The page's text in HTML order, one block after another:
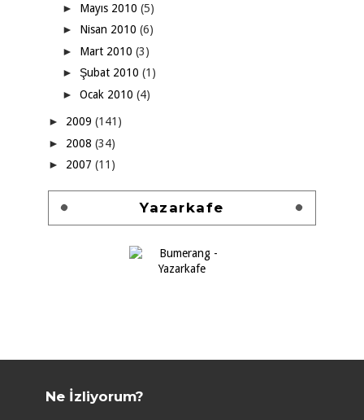
► Mayıs 2010 (5)
► Nisan 2010 (6)
► Mart 2010 (3)
► Şubat 2010 (1)
► Ocak 2010 (4)
► 2009 (141)
► 2008 (34)
► 2007 (11)
Yazarkafe
Ne İzliyorum?